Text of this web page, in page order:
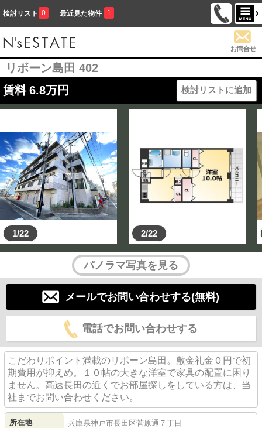
検討リスト 0 最近見た物件 1
お問合せ
リボーン島田 402
賃料 6.8万円 検討リストに追加
1/22 2/22
パノラマ写真を見る
メールでお問い合わせする(無料)
電話でお問い合わせする
こだわりポイント満載のリボーン島田。敷金礼金０円で初
期費用が抑えめ。１０帖の大きな洋室で家具の配置に困り
ません。高速長田の近くでお部屋探しをしている方は、当
社までお問い合わせください。
所在地 兵庫県神戸市長田区菅原通 ７丁目